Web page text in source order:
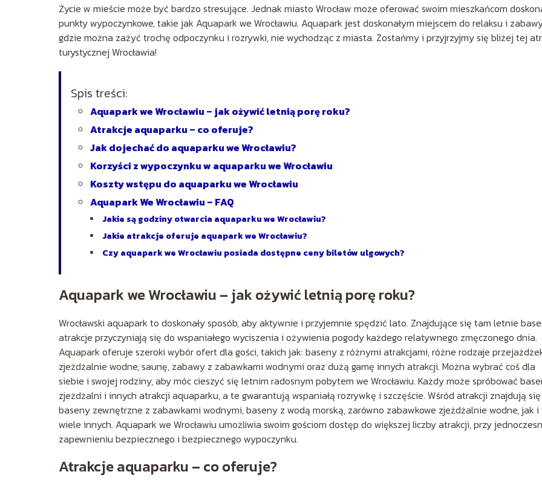
Życie w mieście może być bardzo stresujące. Jednak miasto Wrocław może oferować swoim mieszkańcom
punkty wypoczynkowe, takie jak Aquapark we Wrocławiu. Aquapark jest doskonałym miejscem do relaksu i
gdzie można zażyć trochę odpoczynku i rozrywki, nie wychodząc z miasta. Zostańmy i przyjrzyjmy się bliżej tej
turystycznej Wrocławia!
Spis treści:
Aquapark we Wrocławiu – jak ożywić letnią porę roku?
Atrakcje aquaparku – co oferuje?
Jak dojechać do aquaparku we Wrocławiu?
Korzyści z wypoczynku w aquaparku we Wrocławiu
Koszty wstępu do aquaparku we Wrocławiu
Aquapark We Wrocławiu – FAQ
Jakie są godziny otwarcia aquaparku we Wrocławiu?
Jakie atrakcje oferuje aquapark we Wrocławiu?
Czy aquapark we Wrocławiu posiada dostępne ceny biletów ulgowych?
Aquapark we Wrocławiu – jak ożywić letnią porę roku?
Wrocławski aquapark to doskonały sposób, aby aktywnie i przyjemnie spędzić lato. Znajdujące się tam letnie
atrakcje przyczyniają się do wspaniałego wyciszenia i ożywienia pogody każdego relatywnego zmęczonego dnia.
Aquapark oferuje szeroki wybór ofert dla gości, takich jak: baseny z różnymi atrakcjami, różne rodzaje
zjeżdżalnie wodne, saunę, zabawy z zabawkami wodnymi oraz dużą gamę innych atrakcji. Można wybrać coś dla
siebie i swojej rodziny, aby móc cieszyć się letnim radosnym pobytem we Wrocławiu. Każdy może spróbować
zjeżdżalni i innych atrakcji aquaparku, a te gwarantują wspaniałą rozrywkę i szczęście. Wśród atrakcji znajdują się
baseny zewnętrzne z zabawkami wodnymi, baseny z wodą morską, zarówno zabawkowe zjeżdżalnie wodne, jak i
wiele innych. Aquapark we Wrocławiu umożliwia swoim gościom dostęp do większej liczby atrakcji, przy
zapewnieniu bezpiecznego i bezpiecznego wypoczynku.
Atrakcje aquaparku – co oferuje?